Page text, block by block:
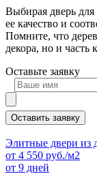
Выбирая дверь
ее качество и
Помните, что
декора, но и часть
Оставьте заявку
Оставить заявку
Элитные двери из
от 4 550 руб./м2
от 9 дней